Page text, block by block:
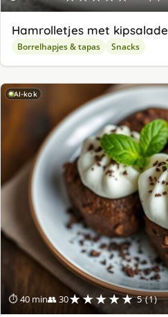
Hamrolletjes met kipsalade
Borrelhapjes & tapas Snacks
AI-kok
⏱ 40 min👥 30★★★★★ 5 (1)